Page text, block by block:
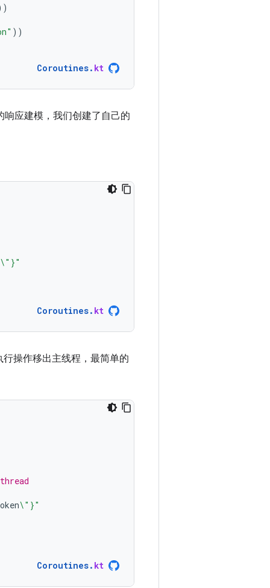
))
Coroutines. kt
应建模，我们创建了自己的
\"}"
Coroutines. kt
操作移出主线程，最简单的
\"}"
Coroutines. kt